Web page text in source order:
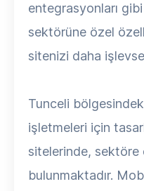
entegrasyonları
sektörüne özel
sitenizi daha
Tunceli
işletmeleri için
sitelerinde, sektöre
bulunmaktadır.